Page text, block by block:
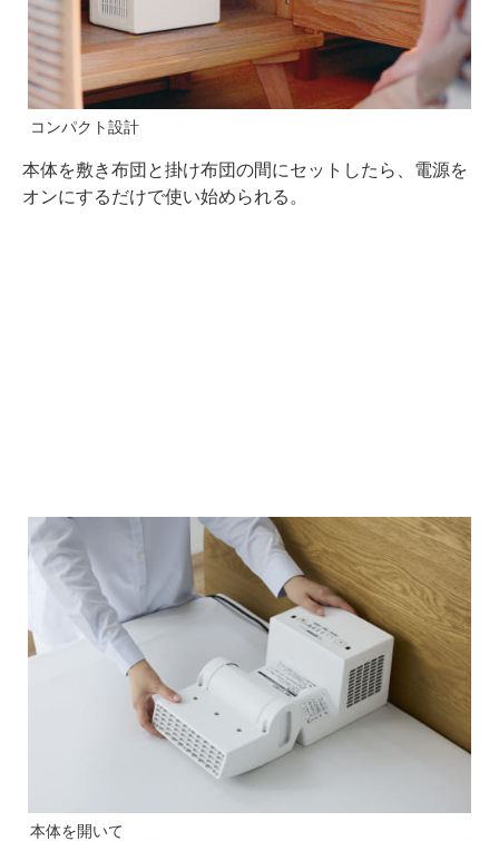
コンパクト設計
本体を敷き布団と掛け布団の間にセットしたら、電源を
オンにするだけで使い始められる。
本体を開いて